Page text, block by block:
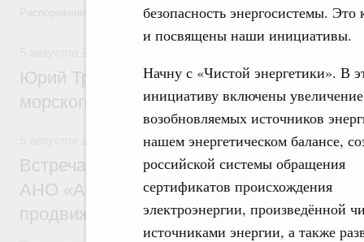
безопасность энергосистемы.
и посвящены наши инициативы.
Начну с «Чистой энергетики». В
инициативу включены
возобновляемых источников
нашем энергетическом балансе,
российской системы обращения
сертификатов происхождения
электроэнергии, произведённой
источниками энергии, а также
Распоряжение от 3 августа 2026 года №2067-р
Юрий Трутнев: Дноуглубительный флот
морского пути будет создан
Деловая среда. Развитие конкуренции
Встреча Михаила Мишустина с
АНО «Агентство стратегических
продвижению новых проектов»